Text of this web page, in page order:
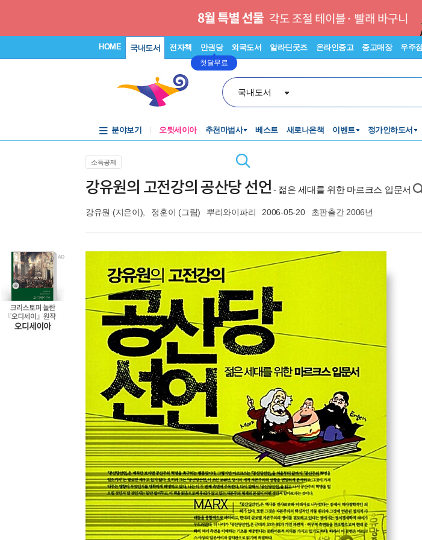
HOME 국내도서 전자책 만권당
첫달무료
외국도서 알라딘굿즈 온라인중고 중고매장 우주점
국내도서
분야보기 오뒷세이아 추천마법사 베스트 새로나온책 이벤트 정가인하도서
소득공제
강유원의 고전강의 공산당 선언- 젊은 세대를 위한 마르크스 입문서
강유원 (지은이), 정훈이 (그림) 뿌리와이파리 2006-05-20 초판출간 2006년